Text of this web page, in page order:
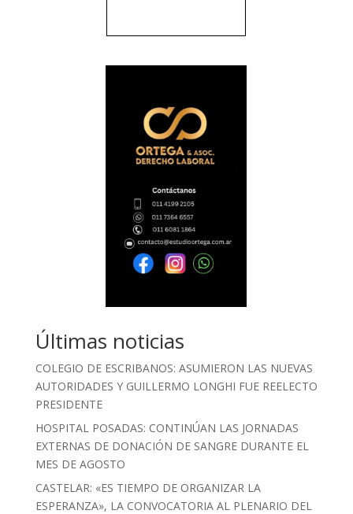
Últimas noticias
COLEGIO DE ESCRIBANOS: ASUMIERON LAS NUEVAS
AUTORIDADES Y GUILLERMO LONGHI FUE REELECTO
PRESIDENTE
HOSPITAL POSADAS: CONTINÚAN LAS JORNADAS
EXTERNAS DE DONACIÓN DE SANGRE DURANTE EL
MES DE AGOSTO
CASTELAR: «ES TIEMPO DE ORGANIZAR LA
ESPERANZA», LA CONVOCATORIA AL PLENARIO DEL